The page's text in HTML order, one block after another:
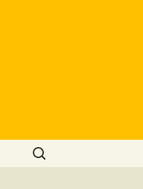
Suchen
nach: